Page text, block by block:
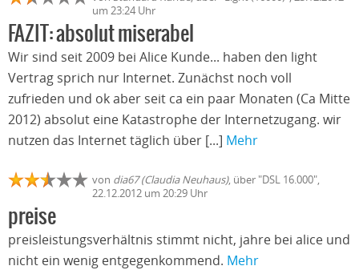
um 23:24 Uhr
FAZIT: absolut miserabel
Wir sind seit 2009 bei Alice Kunde... haben den light
Vertrag sprich nur Internet. Zunächst noch voll
zufrieden und ok aber seit ca ein paar Monaten (Ca Mitte
2012) absolut eine Katastrophe der Internetzugang. wir
nutzen das Internet täglich über [...] Mehr
von dia67 (Claudia Neuhaus), über "DSL 16.000",
22.12.2012 um 20:29 Uhr
preise
preisleistungsverhältnis stimmt nicht, jahre bei alice und
nicht ein wenig entgegenkommend. Mehr